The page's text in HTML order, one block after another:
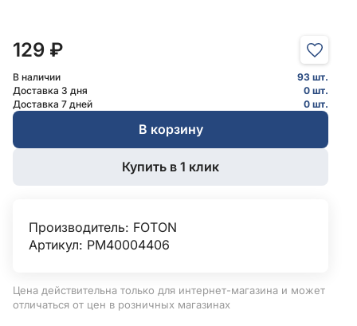
129 ₽
В наличии
93 шт.
Доставка 3 дня
0 шт.
Доставка 7 дней
0 шт.
В корзину
Купить в 1 клик
Производитель: FOTON
Артикул: PM40004406
Цена действительна только для интернет-магазина и может
отличаться от цен в розничных магазинах